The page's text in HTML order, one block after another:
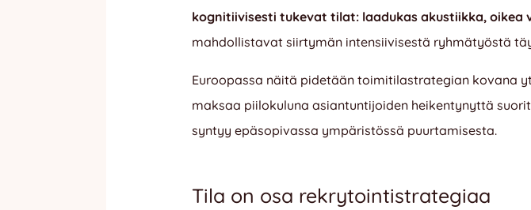
kognitiivisesti tukevat tilat: laadukas akustiikka,
mahdollistavat siirtymän intensiivisestä ryhmätyöstä
Euroopassa näitä pidetään toimitilastrategian kovana
maksaa piilokuluna asiantuntijoiden heikentynyttä
syntyy epäsopivassa ympäristössä puurtamisesta.
Tila on osa rekrytointistrategiaa